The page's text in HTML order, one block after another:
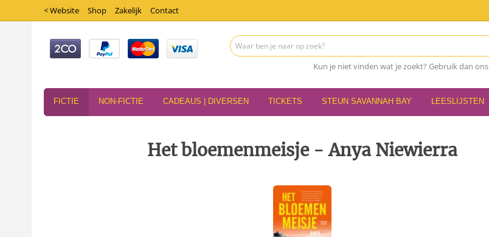
< Website Shop Zakelijk Contact
Kun je niet vinden wat je zoekt? Gebruik dan ons
FICTIE NON-FICTIE CADEAUS | DIVERSEN TICKETS STEUN SAVANNAH BAY LEESLIJSTEN
Het bloemenmeisje - Anya Niewierra